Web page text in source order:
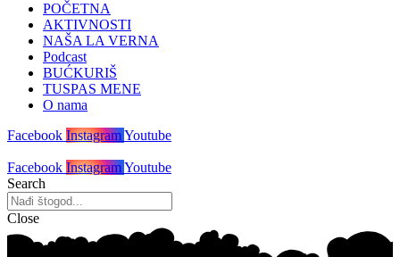
POČETNA
AKTIVNOSTI
NAŠA LA VERNA
Podcast
BUĆKURIŠ
TUSPAS MENE
O nama
Facebook InstagramYoutube
Facebook InstagramYoutube
Search
Close